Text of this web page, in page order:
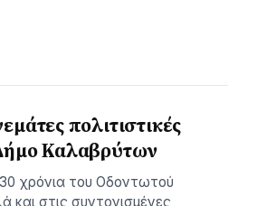
πολιτιστικές
Καλαβρύτων
χρόνια του Οδοντωτού
και στις συντονισμένες